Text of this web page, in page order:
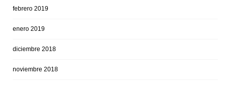
febrero 2019
enero 2019
diciembre 2018
noviembre 2018